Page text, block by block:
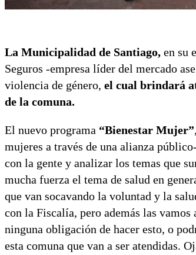
La Municipalidad de Santiago, en su
Seguros -empresa líder del mercado
violencia de género, el cual brindará
de la comuna.
El nuevo programa “Bienestar Mujer”
mujeres a través de una alianza
con la gente y analizar los temas que
mucha fuerza el tema de salud en
que van socavando la voluntad y la
con la Fiscalía, pero además las vamos
ninguna obligación de hacer esto, o
esta comuna que van a ser atendidas.